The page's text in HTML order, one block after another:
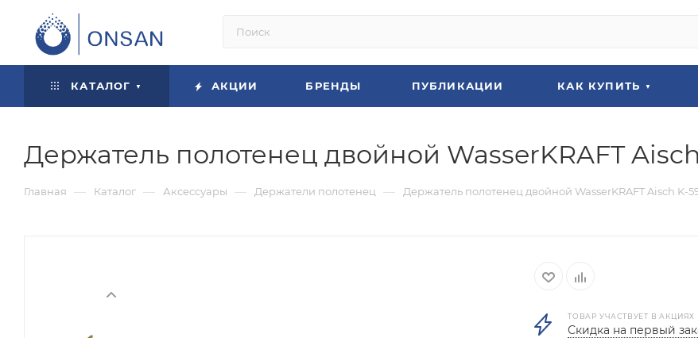
КАТАЛОГ АКЦИИ БРЕНДЫ ПУБЛИКАЦИИ КАК КУПИТЬ
Держатель полотенец двойной WasserKRAFT
Главная — Каталог — Аксессуары — Держатели полотенец — Держатель полотенец двойной WasserKRAFT Aisch K-
ТОВАР УЧАСТВУЕТ В АКЦИЯХ
Скидка на первый